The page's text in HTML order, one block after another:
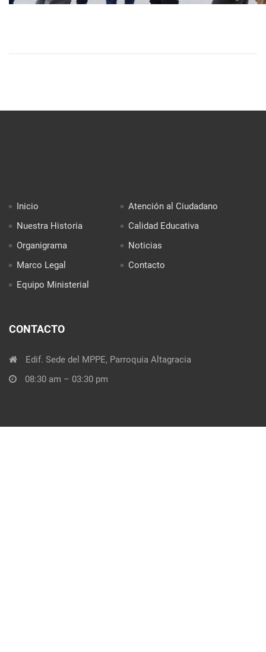
Inicio
Nuestra Historia
Organigrama
Marco Legal
Equipo Ministerial
Atención al Ciudadano
Calidad Educativa
Noticias
Contacto
CONTACTO
Edif. Sede del MPPE, Parroquia Altagracia
08:30 am – 03:30 pm